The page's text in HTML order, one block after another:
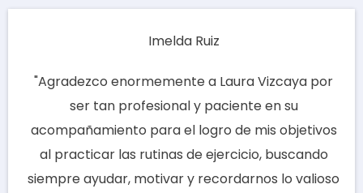
Imelda Ruiz
"Agradezco enormemente a Laura Vizcaya por
ser tan profesional y paciente en su
acompañamiento para el logro de mis objetivos
al practicar las rutinas de ejercicio, buscando
siempre ayudar, motivar y recordarnos lo valioso